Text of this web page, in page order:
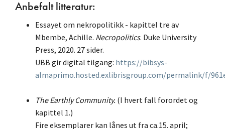
Anbefalt litteratur:
Essayet om nekropolitikk - kapittel tre av
Mbembe, Achille. Necropolitics. Duke University
Press, 2020. 27 sider.
UBB gir digital tilgang: https://bibsys-
almaprimo.hosted.exlibrisgroup.com/permalink/f/
The Earthly Community. (I hvert fall forordet og
kapittel 1.)
Fire eksemplarer kan lånes ut fra ca.15. april;